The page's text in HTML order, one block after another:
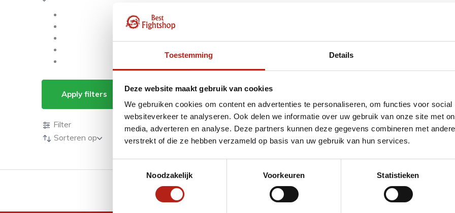
Toestemming Details
Deze website maakt gebruik van cookies
We gebruiken cookies om content en advertenties te personaliseren, om functies voor
websiteverkeer te analyseren. Ook delen we informatie over uw gebruik van onze site met
media, adverteren en analyse. Deze partners kunnen deze gegevens combineren met
verstrekt of die ze hebben verzameld op basis van uw gebruik van hun services.
Noodzakelijk
Voorkeuren Statistieken
Apply filters Producten getagd met Basic blauw judopak voor de jeugd
Producten
Filter
Sorteren op
GRATIS verzending v.a €75 Eenvoudig ruilen of retour